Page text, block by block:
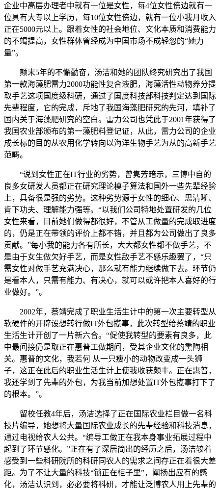
企业中高层办理者中就有一位是女性，每4位女性傍边就有一
位具有大专以上学历，每10位女性傍边，就有一位小我月收入
正在5000元以上。跟着女性的社会地位、文化本质和消费能力
的不竭提高，女性群体曾经成为中国市场不成轻忽的“她力
量”。
颠末5年的不懈勤奋，汤洁和她的团队终究研究出了我国
第一款海藻肥雷力2000功能性复合液肥，海藻活性动物养分提
取手艺这项国度级科研，通过了国度科技部科技判定达到国际
先辈程度，它的完成，斥地了我国海藻肥研究的先河，填补了
国内关于海藻肥研究的空白。雷力公司也凭此于2001年获得了
我国农业部颁布的第一藻肥料登记证，从此，雷力公司的企业
成长标的目的从农用化学转向以海洋生物手艺为从的高新手艺
范畴。
“说到女性正在IT行业的劣势，曾隽芳暗示，三博中自的
良多女研发人员都正在研究理论模子算法和国外一些先辈经验
上，具备很是强的劣势。这种劣势源于女性的细心、思清晰、
肯下功夫、理解能力强等。“以我们公司特地处置研发的几位
女性来看，目前她们做得都很好，不管从工做量的完成取进度
的，仍是正在带领的评价上都不错，并且都为公司做出了良多
贡献。”每小我的能力各有所长，大大都女性都不做手艺，不
是由于女生做欠好手艺，而是女性敌手艺不感乐趣罢了，“只
需女性对做手艺充满决心，那么就有能力继续做下去。环节仍
是看本人，只需有能力、有决心，就可以或许把本人喜好的行
业做好。”。
2002年，蔡靖完成了职业生活生计中的第一次主要转型从
软硬件的开辟设想转行做IT外包揽事，此次转型给蔡靖的职业
生活生计开创了一片新六合。“促使我转型的要素有良多，此
中最间接仍是取正在惠普工做期间，受其企业文化的熏陶相
关。惠普的文化，我若何 从一只瘦小的动物改变成一头狮
子，这正在此后的职业生活生计上使我收获颇丰。正在惠普，
我还学到了先辈的外包，为我当前加想处置IT外包揽事打下了
的根本。”。
留校任教4年后，汤洁选择了正在国际农业栏目做一名科
技片编导，她想将大量国际农业成长的先辈经验和科技消息，
通过电视给农人公共。“编导工做正在我本身事业拓展过程中
起到了环节感化。”正在有了深居简出的经历之后，汤洁较着
感受到一些科研院所的科研同农人的需求之间存正在着很大差
距。为了不让大量的科技“锁正在柜子里”，阐扬出应有的感
化，汤洁认识到，必必要将科研，才能让泛博农人用上先辈的